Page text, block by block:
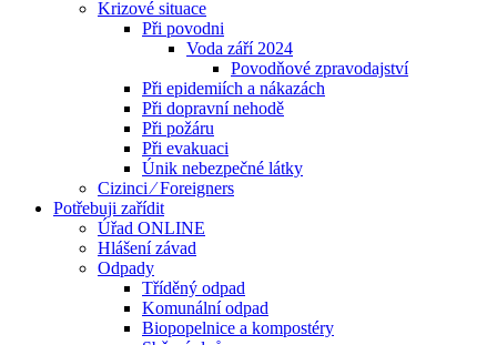
Krizové situace
Při povodni
Voda září 2024
Povodňové zpravodajství
Při epidemiích a nákazách
Při dopravní nehodě
Při požáru
Při evakuaci
Únik nebezpečné látky
Cizinci ⁄ Foreigners
Potřebuji zařídit
Úřad ONLINE
Hlášení závad
Odpady
Tříděný odpad
Komunální odpad
Biopopelnice a kompostéry